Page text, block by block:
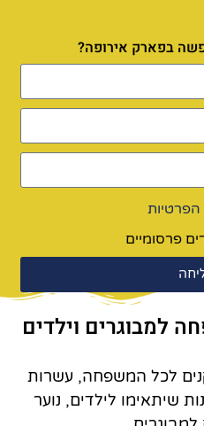
בפארק אירופה?
הפרטיות
פרסומיים
למבוגרים וילדים
לכל המשפחה, עשרות
שיתאימו לילדים, נוער